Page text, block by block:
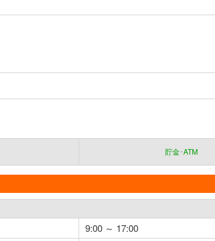
貯金･ATM
9:00 ～ 17:00